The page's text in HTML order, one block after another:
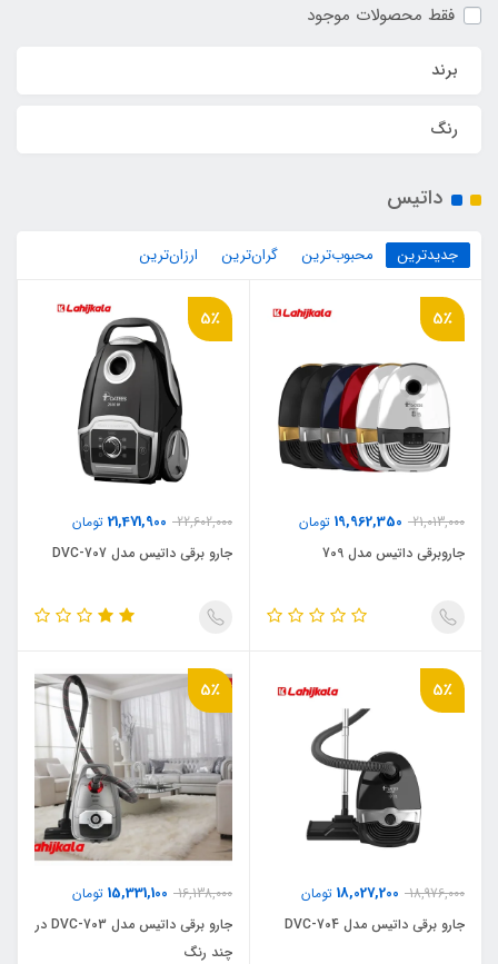
فقط محصولات موجود
برند
رنگ
داتیس
جدیدترین محبوب‌ترین گران‌ترین ارزان‌ترین
5٪
21,013,000
19,962,350 تومان
جاروبرقی داتیس مدل 709
5٪
22,602,000
21,471,900 تومان
جارو برقی داتیس مدل DVC-707
5٪
18,976,000
18,027,200 تومان
جارو برقی داتیس مدل DVC-704
5٪
16,138,000
15,331,100 تومان
جارو برقی داتیس مدل DVC-703 در
چند رنگ